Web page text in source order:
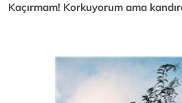
Kaçırmam! Korkuyorum ama